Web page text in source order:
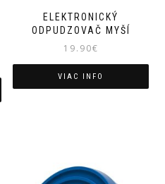
ELEKTRONICKÝ
ODPUDZOVAČ MYŠÍ
19.90€
VIAC INFO